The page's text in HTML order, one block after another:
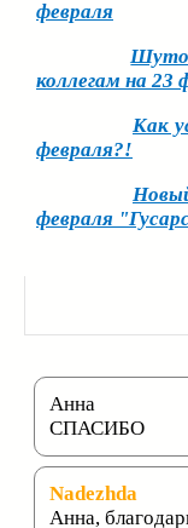
февраля
коллегам на 23
Как
февраля?!
февраля
Анна
СПАСИБО
Nadezhda
Анна,